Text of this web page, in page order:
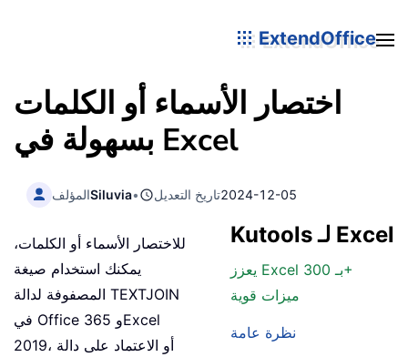
ExtendOffice
اختصار الأسماء أو الكلمات
بسهولة في Excel
المؤلفSiluvia• تاريخ التعديل2024-12-05
Kutools لـ Excel
يعزز Excel بـ 300+
ميزات قوية
نظرة عامة
للاختصار الأسماء أو الكلمات،
يمكنك استخدام صيغة
المصفوفة لدالة TEXTJOIN
في Office 365 وExcel
2019، أو الاعتماد على دالة